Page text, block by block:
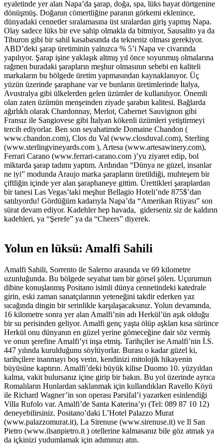
eyaletinde yer alan Napa’da şarap, doğa, spa, lüks hayat dörtgenine
dönüşmüş. Doğanın cömertliğine paranın görkemi eklenince,
dünyadaki cennetler sıralamasına üst sıralardan giriş yapmış Napa.
Olay sadece lüks bir eve sahip olmakla da bitmiyor, Sausalito ya da
Tiburon gibi bir sahil kasabasında da tekneniz olması gerekiyor.
ABD’deki şarap üretiminin yalnızca % 5’i Napa ve civarında
yapılıyor. Şarap işine yaklaşık altmış yıl önce soyunmuş olmalarına
rağmen buradaki şarapların meşhur olmasının sebebi en kaliteli
markaların bu bölgede üretim yapmasından kaynaklanıyor. Üç
yüzün üzerinde şaraphane var ve bunların üretimlerinde İtalya,
Avustralya gibi ülkelerden gelen üzümler de kullanılıyor. Önemli
olan zaten üzümün menşeinden ziyade şarabın kalitesi. Bağlarda
ağırlıklı olarak Chardonnay, Merlot, Cabernet Sauvignon gibi
Fransız ile Sangiovese gibi İtalyan kökenli üzümleri yetiştirmeyi
tercih ediyorlar. Ben son seyahatimde Domaine Chandon (
www.chandon.com), Clos du Val (www.closduval.com), Sterling
(www.sterlingvineyards.com ), Artesa (www.artesawinery.com),
Ferrari Carano (www.ferrari-carano.com )’yu ziyaret edip, bol
miktarda şarap tadımı yaptım. Ardından “Dünya ne güzel, insanlar
ne iyi” modunda Araujo marka şarapların üretildiği, muhteşem bir
çiftliğin içinde yer alan şaraphaneye gittim. Ürettikleri şaraplardan
bir tanesi Las Vegas’taki meşhur Bellagio Hoteli’nde 875$’dan
satılıyordu! Gördüğüm kadarıyla Napa’da “Amerikan Rüyası” son
sürat devam ediyor. Kadehler hep havada, giderseniz siz de kaldırın
kadehleri, ya “Şerefe” ya da “Cheers” diyerek.
Yolun en lüksü: Amalfi Sahili
Amalfi Sahili, Sorrento ile Salerno arasında ve 69 kilometre
uzunluğunda. Bu bölgede seyahat tam bir görsel şölen. Uçurumun
dibine konuşlanmış Positano isimli dünya cennetindeki katedrale
girin, eski zaman sanatçılarının yeteneğini takdir ederken yaz
sıcağında dingin bir serinlikle karşılaşacaksınız. Yolun devamında,
16 kilometre sonra yer alan Amalfi’nin adı Herkül’ün aşık olduğu
bir su perisinden geliyor. Amalfi genç yaşta ölüp aşkları kısa sürünce
Herkül onu dünyanın en güzel yerine gömeceğine dair söz vermiş
ve onun şerefine Amalfi’yi inşa etmiş. Tarihçiler ise Amalfi’nin İ.S.
447 yılında kurulduğunu söylüyorlar. Burası o kadar güzel ki,
tarihçilere inanmayı boş verin, kendinizi mitolojik hikayenin
büyüsüne kaptırın. Amalfi’deki büyük kilise Duomo 10. yüzyıldan
kalma, vakit bulursanız içine girip bir bakın. Bu yol üzerinde ayrıca
Romalıların Hunlardan saklanmak için kullandıkları Ravello Köyü
ile Richard Wagner’in son operası Parsifal’i yazarken esinlendiği
Villa Rufolo var. Amalfi’de Santa Katerina’yı (Tel: 089 87 10 12)
deneyebilirsiniz. Positano’daki L’Hotel Palazzo Murat
(www.palazzomurat.it), La Sirenuse (www.sirenuse.it) ve Il San
Pietro (www.ilsanpietro.it ) otellerine kalmasanız bile göz atmak ya
da içkinizi yudumlamak için adımınızı atın.